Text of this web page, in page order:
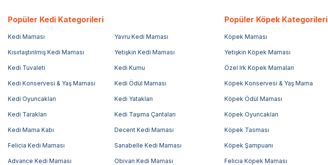
Popüler Kedi Kategorileri
Kedi Maması Yavru Kedi Maması
Kısırlaştırılmış Kedi Maması Yetişkin Kedi Maması
Kedi Tuvaleti Kedi Kumu
Kedi Konservesi & Yaş Maması Kedi Ödül Maması
Kedi Oyuncakları Kedi Yatakları
Kedi Tarakları Kedi Taşıma Çantaları
Kedi Mama Kabı Decent Kedi Maması
Felicia Kedi Maması Sanabelle Kedi Maması
Advance Kedi Maması Obivan Kedi Maması
Popüler Köpek Kategorileri
Köpek Maması
Yetişkin Köpek Maması
Özel Irk Köpek Mamaları
Köpek Konservesi & Yaş Mama
Köpek Ödül Maması
Köpek Oyuncakları
Köpek Tasması
Köpek Şampuanı
Felicia Köpek Maması